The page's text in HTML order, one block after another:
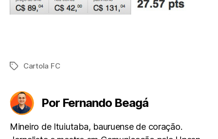
TagsCartola FC
Por Fernando Beagá
Mineiro de Ituiutaba, bauruense de coração.